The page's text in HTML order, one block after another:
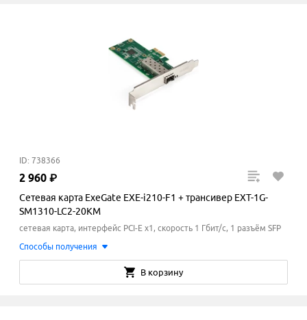
ID: 738366
2 960 ₽
Сетевая карта ExeGate EXE-i210-F1 + трансивер EXT-1G-
SM1310-LC2-20KM
сетевая карта, интерфейс PCI-E x1, скорость 1 Гбит/с, 1 разъём SFP
Способы получения
В корзину